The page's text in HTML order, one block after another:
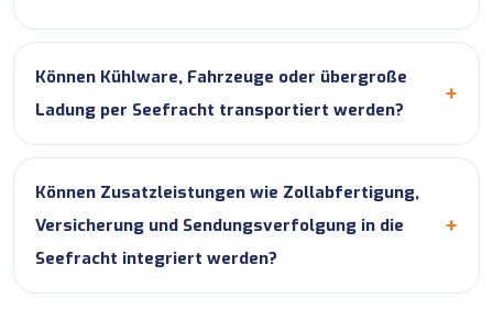
Können Kühlware, Fahrzeuge oder übergroße
Ladung per Seefracht transportiert werden?
Können Zusatzleistungen wie Zollabfertigung,
Versicherung und Sendungsverfolgung in die
Seefracht integriert werden?